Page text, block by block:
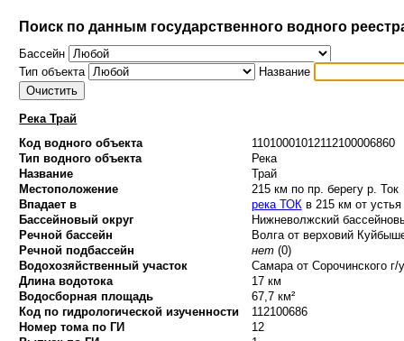
Поиск по данным государственного водного
Бассейн
Тип объекта
Название
Река Трай
Код водного объекта
11010001012112100006860
Тип водного объекта
Река
Название
Трай
Местоположение
215 км по пр. берегу р. Ток
Впадает в
река ТОКв 215 км от устья
Бассейновый округ
Нижневолжский
Речной бассейн
Волга от верховий
Речной подбассейн
нет(0)
Водохозяйственный участок
Самара от Сорочинского
Длина водотока
17 км
Водосборная площадь
67,7 км²
Код по гидрологической изученности
112100686
Номер тома по ГИ
12